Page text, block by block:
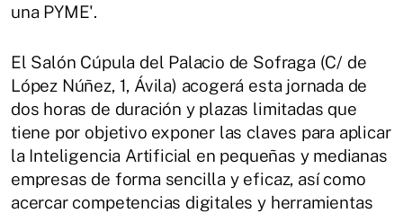
una PYME'.
El Salón Cúpula del Palacio de Sofraga (C/ de
López Núñez, 1, Ávila) acogerá esta jornada de
dos horas de duración y plazas limitadas que
tiene por objetivo exponer las claves para aplicar
la Inteligencia Artificial en pequeñas y medianas
empresas de forma sencilla y eficaz, así como
acercar competencias digitales y herramientas